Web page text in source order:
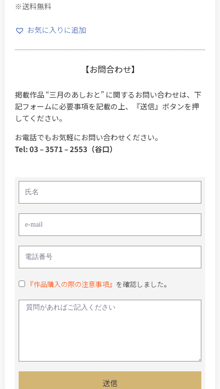
※送料無料
お気に入りに追加
【お問合わせ】
掲載作品 “三月のあしおと” に関するお問い合わせは、下
記フォームに必要事項を記載の上、『送信』ボタンを押
してください。
お電話でもお気軽にお問い合わせください。
Tel: 03 – 3571 – 2553（谷口）
『作品購入の際の注意事項』 を確認しました。
送信